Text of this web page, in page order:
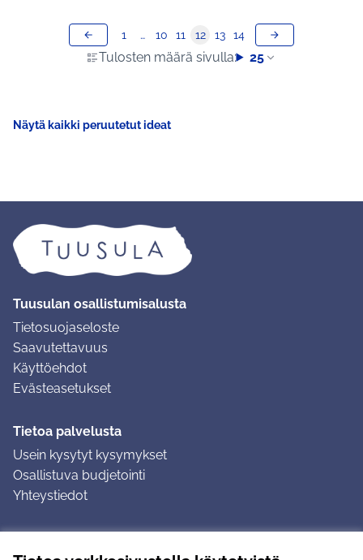
Tulosten määrä sivulla: 25
1 … 10 11 12 13 14
Näytä kaikki peruutetut ideat
Tuusulan osallistumisalusta
Tietosuojaseloste
Saavutettavuus
Käyttöehdot
Evästeasetukset
Tietoa palvelusta
Usein kysytyt kysymykset
Osallistuva budjetointi
Yhteystiedot